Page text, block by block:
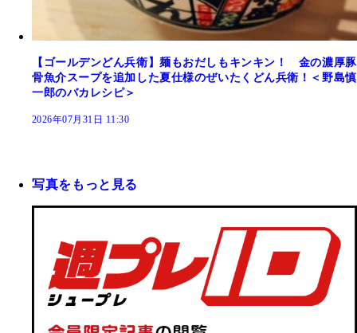
【ゴールデンどん兵衛】麺もおだしもキンキン！ 金の濃厚豚
骨魚介スープを追加した夏仕様のぜいたくどん兵衛！＜野島慎
一郎のバカレシピ＞
2026年07月31日 11:30
写真をもっと見る